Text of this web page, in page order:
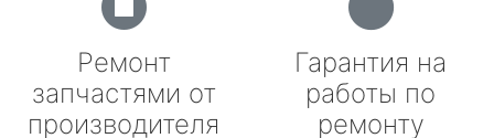
Ремонт
запчастями от
производителя
Гарантия на
работы по
ремонту